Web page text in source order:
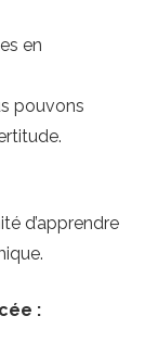
en
pouvons
d’apprendre
: